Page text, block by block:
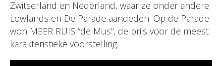
Zwitserland en Nederland, waar ze onder andere
Lowlands en De Parade aandeden. Op de Parade
won MEER RUIS “de Mus”, de prijs voor de meest
karakteristieke voorstelling.